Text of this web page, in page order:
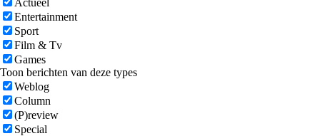
Actueel
Entertainment
Sport
Film & Tv
Games
Toon berichten van deze types
Weblog
Column
(P)review
Special